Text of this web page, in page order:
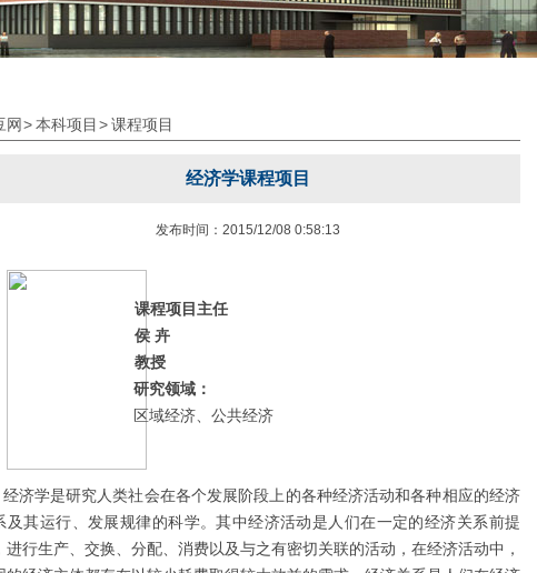
网>本科项目 >课程项目
经济学课程项目
发布时间：2015/12/08 0:58:13
课程项目主任
侯 卉
教授
研究领域：
区域经济、公共经济
学是研究人类社会在各个发展阶段上的各种经济活动和各种相应的经济
及其运行、发展规律的科学。其中经济活动是人们在一定的经济关系前提
进行生产、交换、分配、消费以及与之有密切关联的活动，在经济活动中，